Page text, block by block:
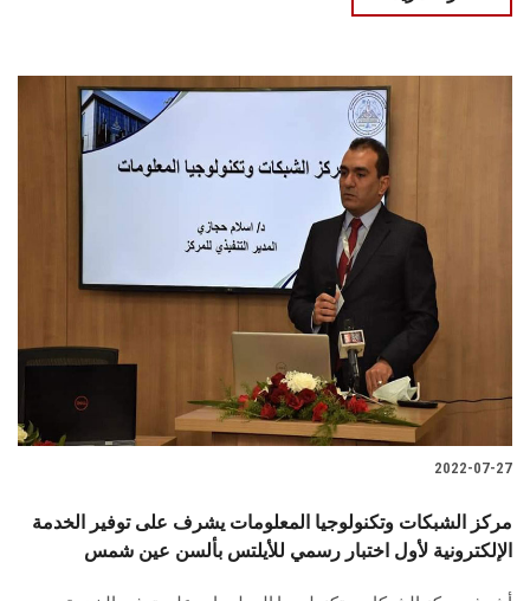
2022-07-27
مركز الشبكات وتكنولوجيا المعلومات يشرف على توفير الخدمة
الإلكترونية لأول اختبار رسمي للأيلتس بألسن عين شمس